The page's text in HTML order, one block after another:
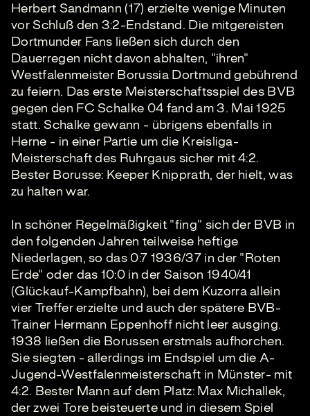
Herbert Sandmann (17) erzielte wenige Minuten
vor Schluß den 3:2-Endstand. Die mitgereisten
Dortmunder Fans ließen sich durch den
Dauerregen nicht davon abhalten, "ihren"
Westfalenmeister Borussia Dortmund gebührend
zu feiern. Das erste Meisterschaftsspiel des BVB
gegen den FC Schalke 04 fand am 3. Mai 1925
statt. Schalke gewann - übrigens ebenfalls in
Herne - in einer Partie um die Kreisliga-
Meisterschaft des Ruhrgaus sicher mit 4:2.
Bester Borusse: Keeper Knipprath, der hielt, was
zu halten war.
In schöner Regelmäßigkeit "fing" sich der BVB in
den folgenden Jahren teilweise heftige
Niederlagen, so das 0:7 1936/37 in der "Roten
Erde" oder das 10:0 in der Saison 1940/41
(Glückauf-Kampfbahn), bei dem Kuzorra allein
vier Treffer erzielte und auch der spätere BVB-
Trainer Hermann Eppenhoff nicht leer ausging.
1938 ließen die Borussen erstmals aufhorchen.
Sie siegten - allerdings im Endspiel um die A-
Jugend-Westfalenmeisterschaft in Münster- mit
4:2. Bester Mann auf dem Platz: Max Michallek,
der zwei Tore beisteuerte und in diesem Spiel